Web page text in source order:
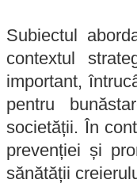
Subiectul
contextul
important,
pentru
societății. În
prevenției și
sănătății